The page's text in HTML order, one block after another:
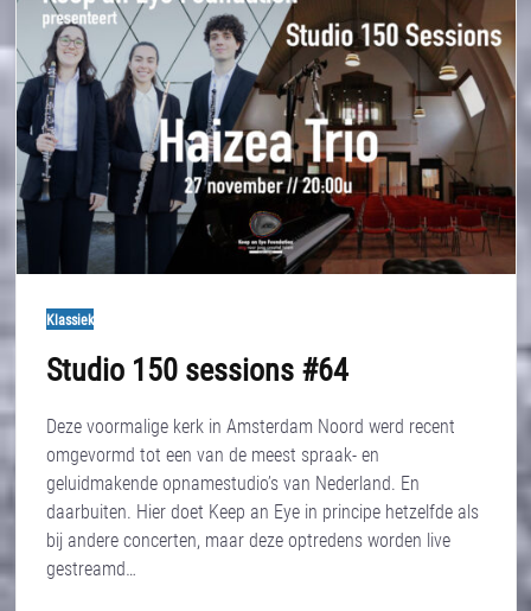
Klassiek
Studio 150 sessions #64
Deze voormalige kerk in Amsterdam Noord werd recent
omgevormd tot een van de meest spraak- en
geluidmakende opnamestudio’s van Nederland. En
daarbuiten. Hier doet Keep an Eye in principe hetzelfde als
bij andere concerten, maar deze optredens worden live
gestreamd…